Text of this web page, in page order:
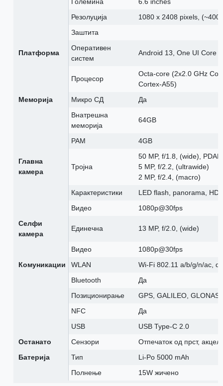
Големина
6.6 inches
Резолуција
1080 x 2408 pixels, (~400
Заштита
Платформа
Оперативен
систем
Android 13, One UI Core 5
Процесор
Octa-core (2x2.0 GHz
Cortex-A55)
Меморија
Микро СД
Да
Внатрешна
меморија
64GB
РАМ 4GB
Главна
камера
Тројна
50 MP, f/1.8, (wide), PDAF
5 MP, f/2.2, (ultrawide)
2 MP, f/2.4, (macro)
Карактеристики
LED flash, panorama,
Видео
1080p@30fps
Селфи
камера
Единечна 13 MP, f/2.0, (wide)
Видео
1080p@30fps
Комуникации
WLAN
Wi-Fi 802.11 a/b/g/n/ac,
Bluetooth
Да
Позиционирање
GPS, GALILEO,
NFC
Да
USB
USB Type-C 2.0
Останато
Сензори
Отпечаток од прст,
Батерија
Тип
Li-Po 5000 mAh
Полнење
15W жичено